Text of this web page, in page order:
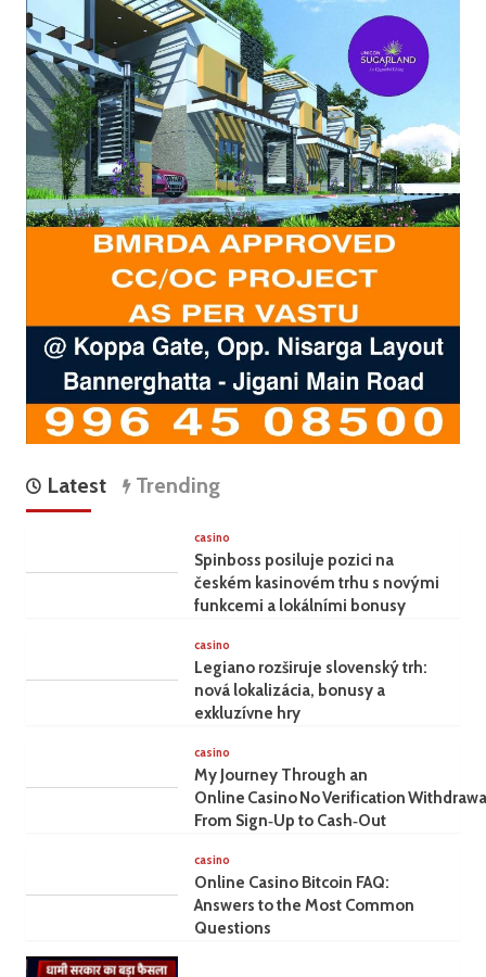
Latest Trending
casino
Spinboss posiluje pozici na
českém kasinovém trhu s novými
funkcemi a lokálními bonusy
casino
Legiano rozširuje slovenský trh:
nová lokalizácia, bonusy a
exkluzívne hry
casino
My Journey Through an
Online Casino No Verification
From Sign‑Up to Cash‑Out
casino
Online Casino Bitcoin FAQ:
Answers to the Most Common
Questions